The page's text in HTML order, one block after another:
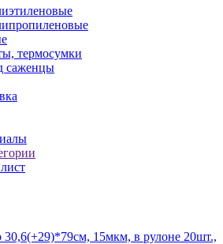
термосумки
саженцы
15мкм, в рулоне 20шт.,